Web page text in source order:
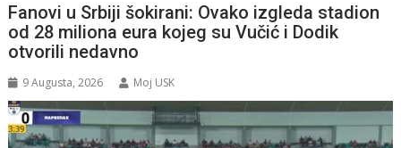
Fanovi u Srbiji šokirani: Ovako izgleda stadion
od 28 miliona eura kojeg su Vučić i Dodik
otvorili nedavno
9 Augusta, 2026 Moj USK